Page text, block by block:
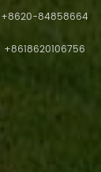
+8620-84858664
+8618620106756